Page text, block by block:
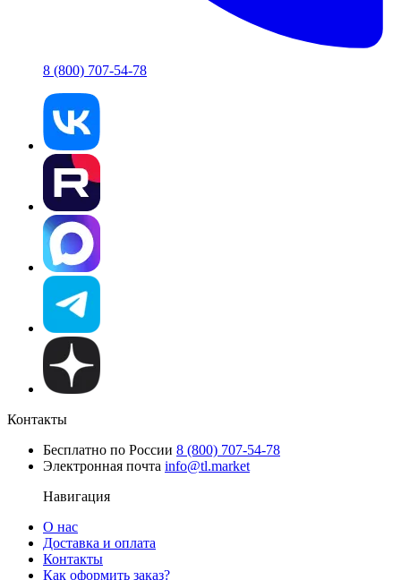
8 (800) 707-54-78
Контакты
Бесплатно по России 8 (800) 707-54-78
Электронная почта info@tl.market
Навигация
О нас
Доставка и оплата
Контакты
Как оформить заказ?